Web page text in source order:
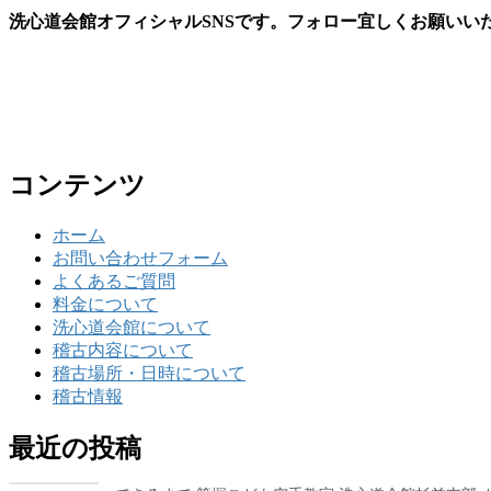
洗心道会館オフィシャルSNSです。フォロー宜しくお願いい
コンテンツ
ホーム
お問い合わせフォーム
よくあるご質問
料金について
洗心道会館について
稽古内容について
稽古場所・日時について
稽古情報
最近の投稿